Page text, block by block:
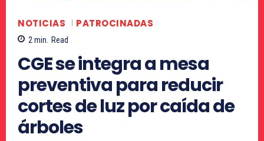
NOTICIAS PATROCINADAS
2min. Read
CGE se integra a mesa
preventiva para reducir
cortes de luz por caída de
árboles